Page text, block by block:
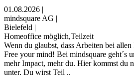
01.08.2026 |
mindsquare AG |
Bielefeld |
Homeoffice möglich,Teilzeit
Wenn du glaubst, dass Arbeiten bei
Free your mind! Bei mindsquare geht´s
mehr Impact, mehr du. Hier kommst du
unter. Du wirst Teil ..